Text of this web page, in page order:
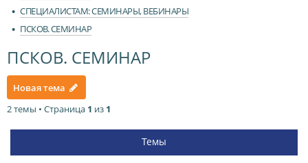
СПЕЦИАЛИСТАМ: СЕМИНАРЫ, ВЕБИНАРЫ
ПСКОВ. СЕМИНАР
ПСКОВ. СЕМИНАР
Новая тема
2 темы • Страница 1 из 1
Темы